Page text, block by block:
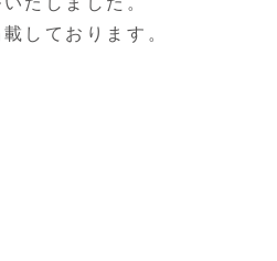
しております。